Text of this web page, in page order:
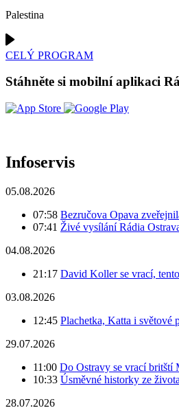
Palestina
CELÝ PROGRAM
Stáhněte si mobilní aplikaci
Infoservis
05.08.2026
07:58 Bezručova Opava
07:41 Živé vysílání Rádia
04.08.2026
21:17 David Koller se vrací,
03.08.2026
12:45 Plachetka, Katta i světové
29.07.2026
11:00 Do Ostravy se vrací britští
10:33 Úsměvné historky ze
28.07.2026